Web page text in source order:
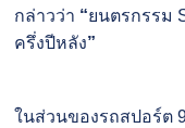
กล่าวว่า “ยนตรกรรม
ครึ่งปีหลัง”
ในส่วนของรถสปอร์ต